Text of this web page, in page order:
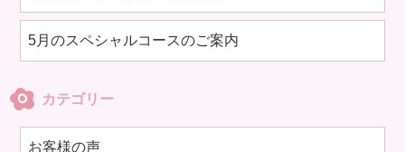
5月のスペシャルコースのご案内
カテゴリー
お客様の声